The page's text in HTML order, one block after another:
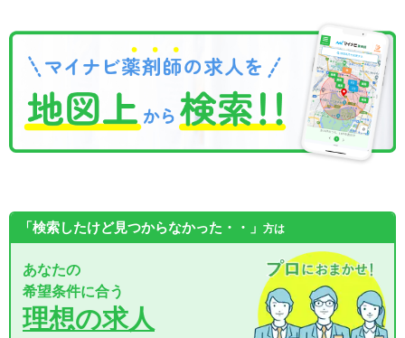
「検索したけど見つからなかった・・」 方は
あなたの
希望条件に合う
理想の求人